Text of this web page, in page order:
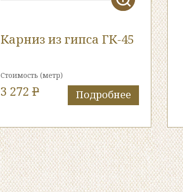
Карниз из гипса ГК-45
Стоимость (метр)
3 272P Подробнее